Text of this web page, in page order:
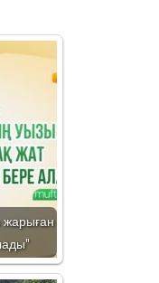
жарыған